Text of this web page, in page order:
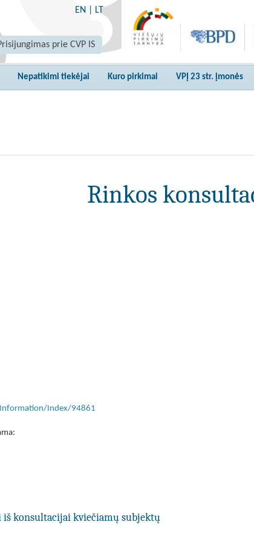
EN LT
prie CVP IS
Nepatikimi tiekėjai Kuro pirkimai VPĮ 23 str. įmonės
Rinkos
Index/94861
konsultacijai kviečiamų subjektų